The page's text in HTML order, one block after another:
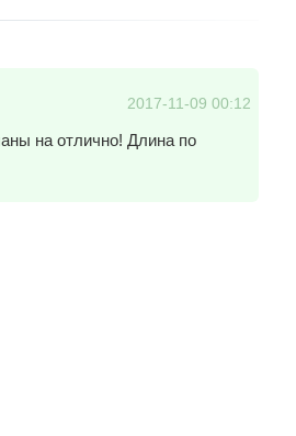
2017-11-09 00:12
на отлично! Длина по